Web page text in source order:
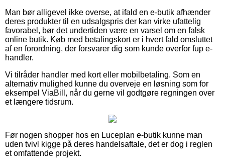
Man bør alligevel ikke overse, at ifald en e-butik afhænder
deres produkter til en udsalgspris der kan virke ufattelig
favorabel, bør det undertiden være en varsel om en falsk
online butik. Køb med betalingskort er i hvert fald omsluttet
af en forordning, der forsvarer dig som kunde overfor fup e-
handler.
Vi tilråder handler med kort eller mobilbetaling. Som en
alternativ mulighed kunne du overveje en løsning som for
eksempel ViaBill, når du gerne vil godtgøre regningen over
et længere tidsrum.
Før nogen shopper hos en Luceplan e-butik kunne man
uden tvivl kigge på deres handelsaftale, det er dog i reglen
et omfattende projekt.